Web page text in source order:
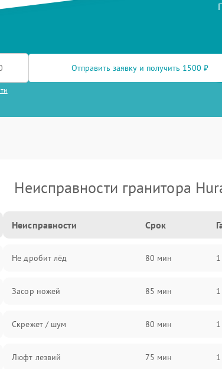
Отправить заявку и получить 1500 ₽
Неисправности гранитора
Неисправности Срок
Не дробит лёд 80 мин
Засор ножей 85 мин
Скрежет / шум 80 мин
Люфт лезвий 75 мин